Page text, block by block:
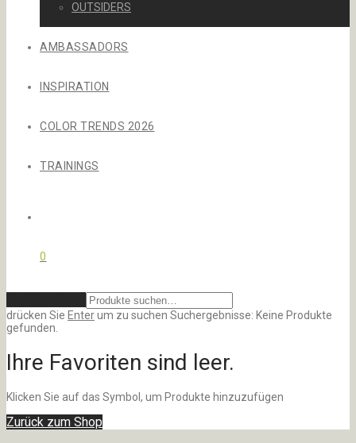
OUTSIDERS
AMBASSADORS
INSPIRATION
COLOR TRENDS 2026
TRAININGS
0
drücken Sie Enterum zu suchen Suchergebnisse: Keine Produkte
gefunden.
Ihre Favoriten sind leer.
Klicken Sie auf das Symbol, um Produkte hinzuzufügen
Zurück zum Shop